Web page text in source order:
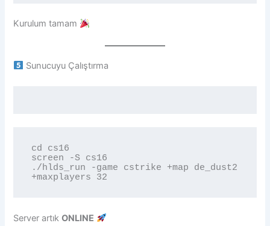
Kurulum tamam
Sunucuyu Çalıştırma
cd cs16
screen -S cs16
./hlds_run -game cstrike +map de_dust2
Server artıkONLINE